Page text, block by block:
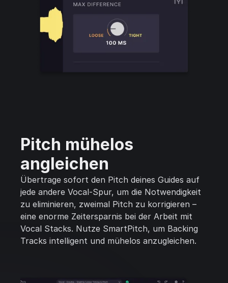
Pitch mühelos
angleichen
Übertrage sofort den Pitch deines Guides auf
jede andere Vocal-Spur, um die Notwendigkeit
zu eliminieren, zweimal Pitch zu korrigieren –
eine enorme Zeitersparnis bei der Arbeit mit
Vocal Stacks. Nutze SmartPitch, um Backing
Tracks intelligent und mühelos anzugleichen.